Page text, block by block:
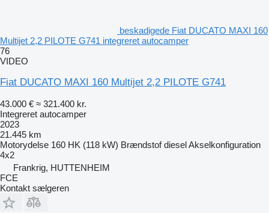
beskadigede Fiat DUCATO MAXI 160
Multijet 2,2 PILOTE G741 integreret autocamper
76
VIDEO
Fiat DUCATO MAXI 160 Multijet 2,2 PILOTE G741
43.000 € ≈ 321.400 kr.
Integreret autocamper
2023
21.445 km
Motorydelse 160 HK (118 kW) Brændstof dieselAkselkonfiguration
4x2
Frankrig, HUTTENHEIM
FCE
Kontakt sælgeren